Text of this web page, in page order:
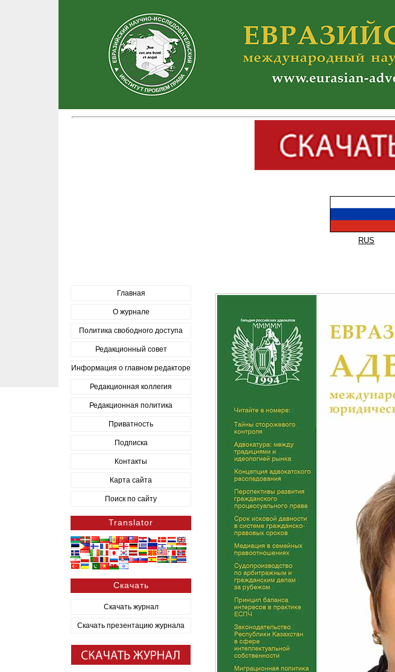
RUS
Главная
О журнале
Политика свободного доступа
Редакционный совет
Информация о главном редакторе
Редакционная коллегия
Редакционная политика
Приватность
Подписка
Контакты
Карта сайта
Поиск по сайту
Translator
Скачать
Скачать журнал
Скачать презентацию журнала